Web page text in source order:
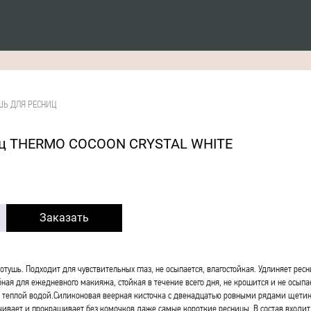
ДЛЯ РЕСНИЦ
COCOON CRYSTAL WHITE
Заказать
Подходит для чувствительных глаз, не осыпается, влагостойкая. Удлиняет
для ежедневного макияжа, стойкая в течение всего дня, не крошится и не
теплой водой.Силиконовая веерная кисточка с двенадцатью ровными рядами
и прокрашивает без комочков даже самые короткие ресницы. В состав входит